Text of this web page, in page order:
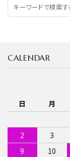
CALENDAR
日
月
2
3
9
10